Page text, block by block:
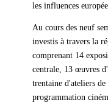
les influences
Au cours des neuf
investis à travers la
comprenant 14
centrale, 13 œuvres
trentaine d'ateliers
programmation